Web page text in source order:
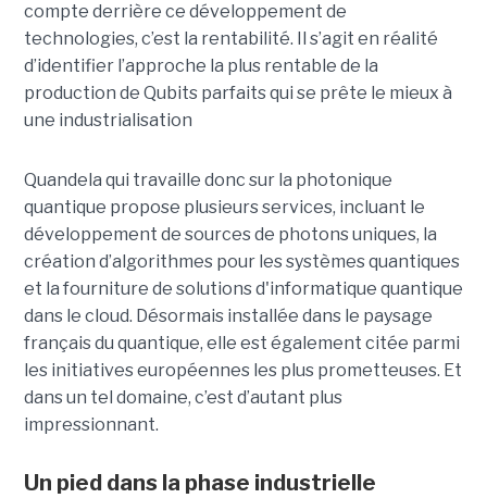
compte derrière ce développement de
technologies, c’est la rentabilité. Il s’agit en réalité
d’identifier l’approche la plus rentable de la
production de Qubits parfaits qui se prête le mieux à
une industrialisation
Quandela qui travaille donc sur la photonique
quantique propose plusieurs services, incluant le
développement de sources de photons uniques, la
création d’algorithmes pour les systèmes quantiques
et la fourniture de solutions d'informatique quantique
dans le cloud. Désormais installée dans le paysage
français du quantique, elle est également citée parmi
les initiatives européennes les plus prometteuses. Et
dans un tel domaine, c’est d’autant plus
impressionnant.
Un pied dans la phase industrielle